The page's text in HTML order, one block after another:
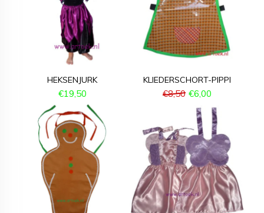
HEKSENJURK
€19,50
KLIEDERSCHORT-PIPPI
€8,50 €6,00